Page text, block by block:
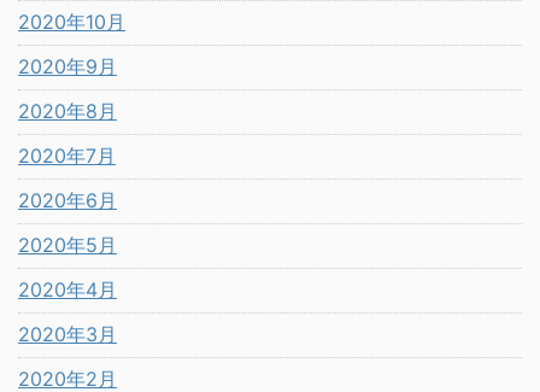
2020年10月
2020年9月
2020年8月
2020年7月
2020年6月
2020年5月
2020年4月
2020年3月
2020年2月